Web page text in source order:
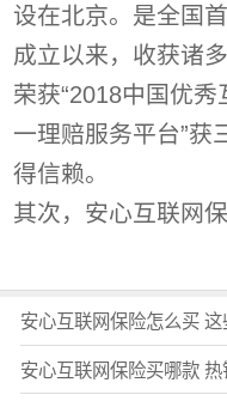
设在北京。是全国
成立以来，收获诸
荣获“2018中国优秀
一理赔服务平台”获
得信赖。
其次，安心互联网
安心互联网保险怎么买
安心互联网保险买哪款